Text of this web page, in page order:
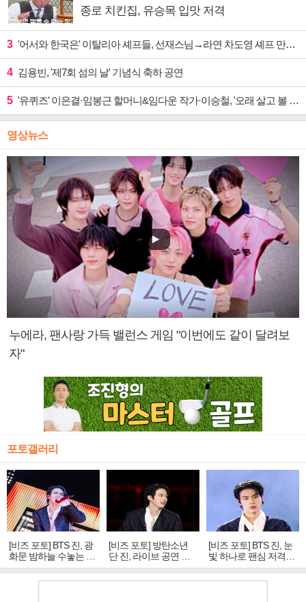
종로 치킨집, 유승목 입맛 저격
3 '어서와 한국은' 이탈리아 셰프들, 선재스님→라연 차도영 셰프 만난다
4 김용빈, '제7회 섬의 날' 기념식 축하 공연
5 '유퀴즈' 이은결·임봉근 할머니&임다운 작가·이승철, '오래 살고 볼 일' 특집 출격
영상뉴스
누에라, 팬사랑 가득 밸런스 게임 "이번에도 같이 달려보
자"
포토갤러리
[비즈 포토] BTS 진, 광
화문 밤하늘 수놓는 '비
주얼 킹'의 열창
[비즈 포토] 방탄소년
단 진, 라이브 공연 중
빛나는 독보적 아우라
[비즈 포토] BTS 진, 눈
빛 하나로 팬심 저격…
독보적 카리스마